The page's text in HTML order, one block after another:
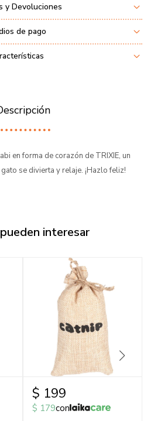
y Devoluciones
de pago
en forma de corazón de TRIXIE, un
se divierta y relaje. ¡Hazlo feliz!
interesar
$ 199
$ 179con